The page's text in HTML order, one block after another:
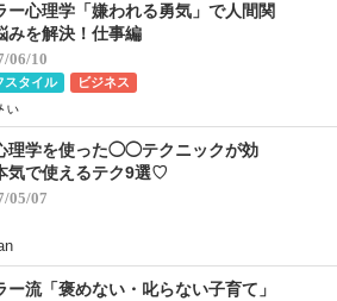
ー心理学「嫌われる勇気」で人間関
みを解決！仕事編
06/10
スタイル ビジネス
ぃ
理学を使った◯◯テクニックが効
気で使えるテク9選♡
05/07
ー流「褒めない・叱らない子育て」